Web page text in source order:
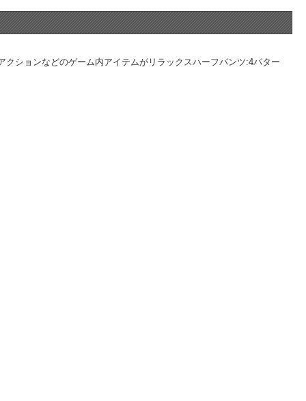
ションなどのゲーム内アイテムがリラックスハーフパンツ:4パター